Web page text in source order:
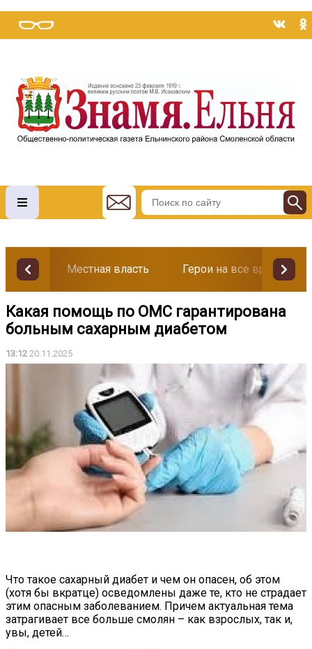
Местная власть Герои на все времена
Какая помощь по ОМС гарантирована
больным сахарным диабетом
13:12 20.11.2025
Что такое сахарный диабет и чем он опасен, об этом
(хотя бы вкратце) осведомлены даже те, кто не страдает
этим опасным заболеванием. Причем актуальная тема
затрагивает все больше смолян – как взрослых, так и,
увы, детей…